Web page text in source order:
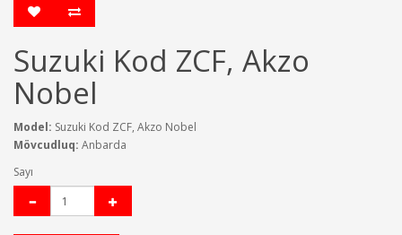
Suzuki Kod ZCF, Akzo
Nobel
Model: Suzuki Kod ZCF, Akzo Nobel
Mövcudluq: Anbarda
Sayı